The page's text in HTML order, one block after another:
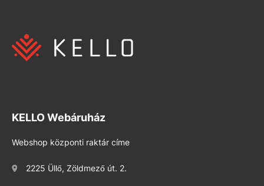
KELLO Webáruház
Webshop központi raktár címe
2225 Üllő, Zöldmező út. 2.